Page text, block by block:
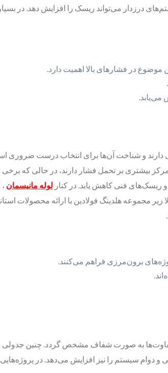
درزدار می‌تواند ریسک را افزایش دهد. در
موضوع در فشارهای بالا اهمیت دارد.
بیشتری بر تحمل فشار دارند، در حالی که
ریسک‌های فنی کاهش یابد. در کنار لوله مانیسمان
مجموعه هلدینگ فولادین با ارائه محصولات
برون‌مرزی فراهم می‌کنند.
تفاوت‌ها به صورت شفاف مشخص گردد. چنین جدولی
و دوام سیستم را نیز افزایش می‌دهد. در